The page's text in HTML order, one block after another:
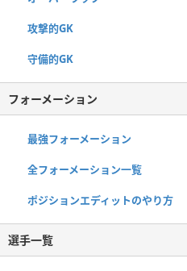
攻撃的GK
守備的GK
フォーメーション
最強フォーメーション
全フォーメーション一覧
ポジションエディットのやり方
選手一覧